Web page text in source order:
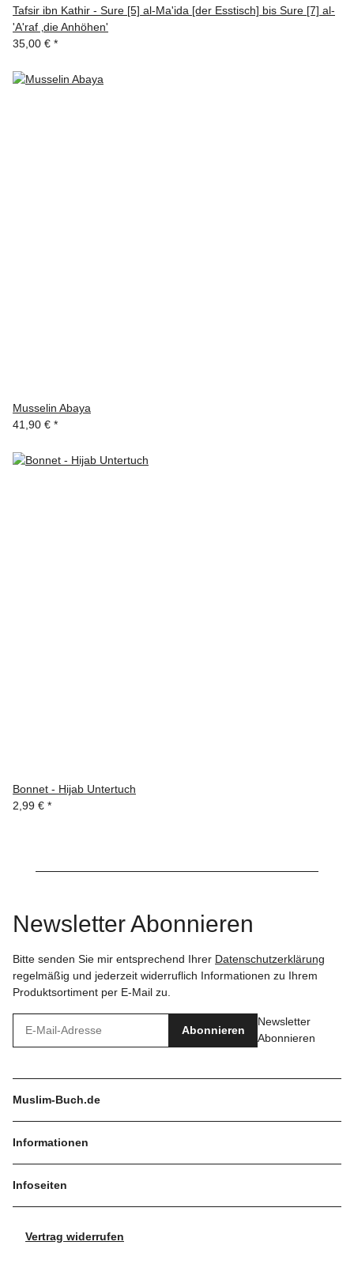
Tafsir ibn Kathir - Sure [5] al-Ma'ida [der Esstisch] bis Sure [7] al-
'A'raf ‚die Anhöhen'
35,00 € *
Musselin Abaya
41,90 € *
Bonnet - Hijab Untertuch
2,99 € *
Newsletter Abonnieren
Bitte senden Sie mir entsprechend Ihrer Datenschutzerklärung
regelmäßig und jederzeit widerruflich Informationen zu Ihrem
Produktsortiment per E-Mail zu.
Abonnieren
Newsletter
Abonnieren
Muslim-Buch.de
Informationen
Infoseiten
Vertrag widerrufen